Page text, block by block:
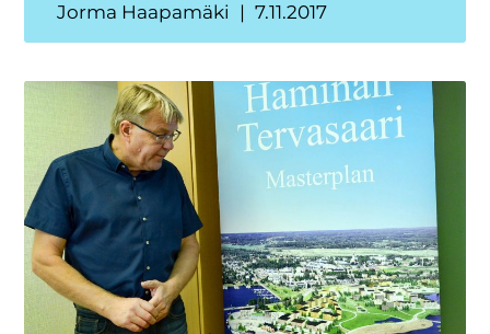
Jorma Haapamäki 7.11.2017